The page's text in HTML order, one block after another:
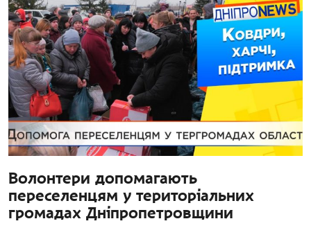
Волонтери допомагають
переселенцям у територіальних
громадах Дніпропетровщини